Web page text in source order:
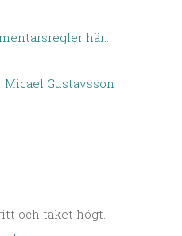
här..
Micael Gustavsson
och taket högt.